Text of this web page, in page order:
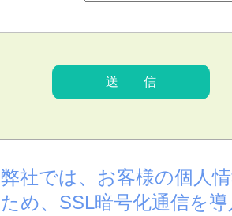
弊社では、お客様の個人
ため、SSL暗号化通信を